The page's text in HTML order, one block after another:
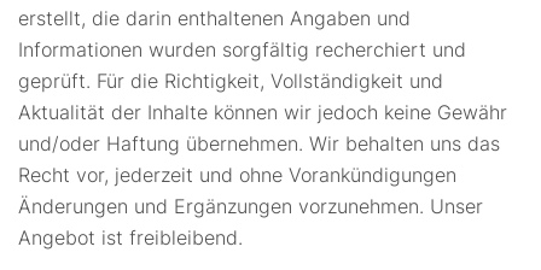
erstellt, die darin enthaltenen Angaben und
Informationen wurden sorgfältig recherchiert und
geprüft. Für die Richtigkeit, Vollständigkeit und
Aktualität der Inhalte können wir jedoch keine Gewähr
und/oder Haftung übernehmen. Wir behalten uns das
Recht vor, jederzeit und ohne Vorankündigungen
Änderungen und Ergänzungen vorzunehmen. Unser
Angebot ist freibleibend.